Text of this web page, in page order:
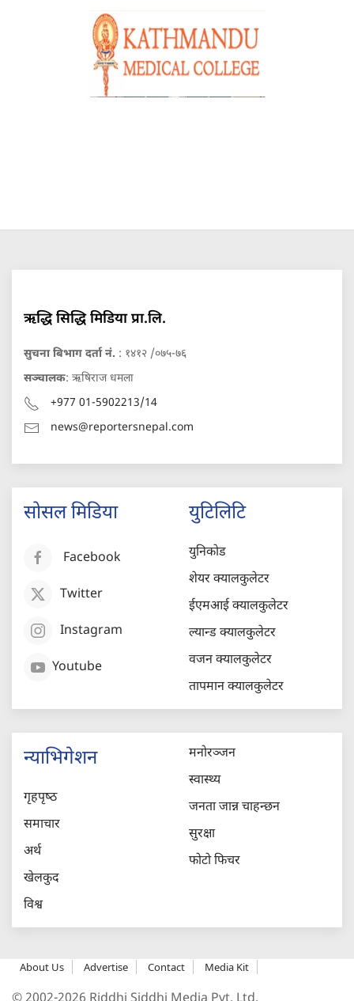
ऋद्धि सिद्धि मिडिया प्रा.लि.
सुचना बिभाग दर्ता नं. : १४१२ /०७५-७६
सञ्चालक: ऋषिराज धमला
+977 01-5902213/14
news@reportersnepal.com
सोसल मिडिया
Facebook
Twitter
Instagram
Youtube
युटिलिटि
युनिकोड
शेयर क्यालकुलेटर
ईएमआई क्यालकुलेटर
ल्यान्ड क्यालकुलेटर
वजन क्यालकुलेटर
तापमान क्यालकुलेटर
न्याभिगेशन
गृहपृष्‍ठ
समाचार
अर्थ
खेलकुद
विश्व
मनोरञ्जन
स्वास्थ्य
जनता जान्न चाहन्छन
सुरक्षा
फोटो फिचर
About Us Advertise Contact Media Kit